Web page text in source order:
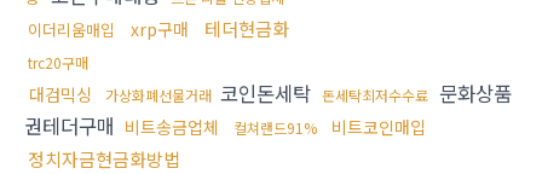
이더리움매입 xrp구매 테더현금화
trc20구매
대검믹싱 가상화폐선물거래 코인돈세탁 돈세탁최저수수료 문화상품
권테더구매 비트송금업체 컬쳐랜드91% 비트코인매입
정치자금현금화방법